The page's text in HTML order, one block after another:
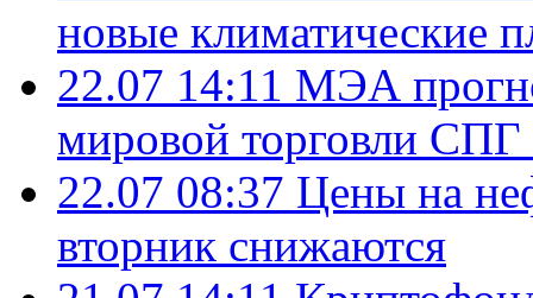
новые климатические
22.07 14:11 МЭА
мировой торговли СПГ
22.07 08:37 Цены на
вторник снижаются